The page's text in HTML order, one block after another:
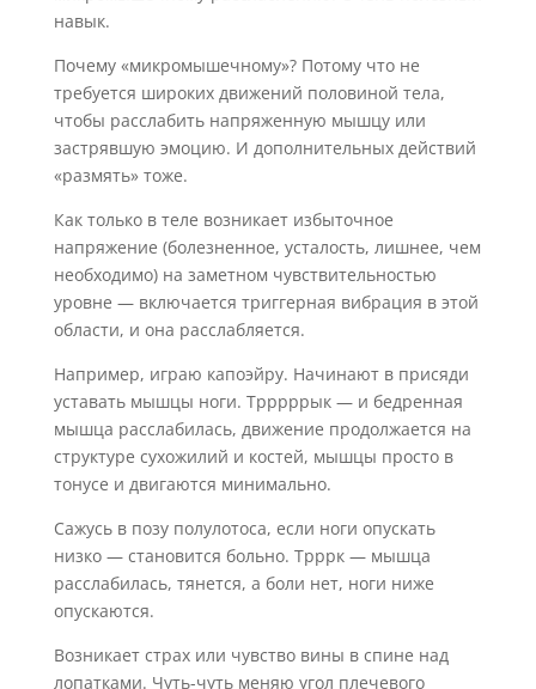
навык.
Почему «микромышечному»? Потому что не
требуется широких движений половиной тела,
чтобы расслабить напряженную мышцу или
застрявшую эмоцию. И дополнительных действий
«размять» тоже.
Как только в теле возникает избыточное
напряжение (болезненное, усталость, лишнее, чем
необходимо) на заметном чувствительностью
уровне — включается триггерная вибрация в этой
области, и она расслабляется.
Например, играю капоэйру. Начинают в присяди
уставать мышцы ноги. Трррррык — и бедренная
мышца расслабилась, движение продолжается на
структуре сухожилий и костей, мышцы просто в
тонусе и двигаются минимально.
Сажусь в позу полулотоса, если ноги опускать
низко — становится больно. Трррк — мышца
расслабилась, тянется, а боли нет, ноги ниже
опускаются.
Возникает страх или чувство вины в спине над
лопатками. Чуть-чуть меняю угол плечевого